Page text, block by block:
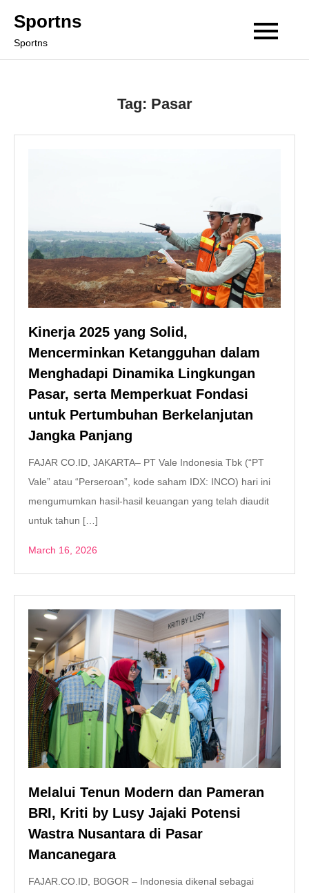
content
Sportns
Sportns
Tag: Pasar
Kinerja 2025 yang Solid,
Mencerminkan Ketangguhan dalam
Menghadapi Dinamika Lingkungan
Pasar, serta Memperkuat Fondasi
untuk Pertumbuhan Berkelanjutan
Jangka Panjang
​FAJAR CO.ID, JAKARTA– PT Vale Indonesia Tbk (“PT
Vale” atau “Perseroan”, kode saham IDX: INCO) hari ini
mengumumkan hasil-hasil keuangan yang telah diaudit
untuk tahun […]
March 16, 2026
Melalui Tenun Modern dan Pameran
BRI, Kriti by Lusy Jajaki Potensi
Wastra Nusantara di Pasar
Mancanegara
FAJAR.CO.ID, BOGOR – Indonesia dikenal sebagai